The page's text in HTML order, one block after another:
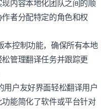
现内容本地化团队之间的顺
者分配特定的角色和权
本控制功能，确保所有本地
管理翻译任务并跟踪更
用户友好界面轻松翻译用户
能简化了软件或平台针对